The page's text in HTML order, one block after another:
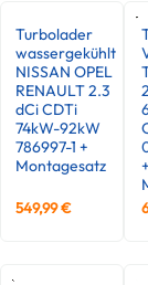
Turbolader
wassergekühlt
NISSAN OPEL
RENAULT 2.3
dCi CDTi
74kW-92kW
786997-1 +
Montagesatz
549,99€
+